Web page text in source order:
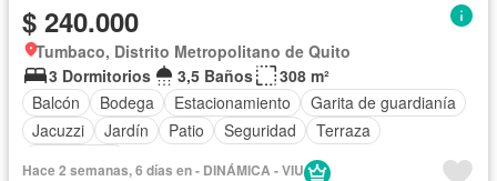
$ 240.000
Tumbaco, Distrito Metropolitano de Quito
3 Dormitorios
3,5 Baños
308 m²
Balcón
Bodega Estacionamiento
Garita de guardianía
Jacuzzi
Jardín Patio Seguridad
Terraza
Hace 2 semanas, 6 días en - DINÁMICA - VIU